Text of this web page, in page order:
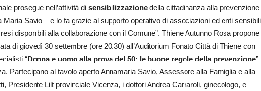
prosegue nell’attività di sensibilizzazione della cittadinanza alla prevenzione
Maria Savio – e lo fa grazie al supporto operativo di associazioni ed enti sensibili
disponibili alla collaborazione con il Comune”. Thiene Autunno Rosa propone
di giovedì 30 settembre (ore 20.30) all’Auditorium Fonato Città di Thiene con
“Donna e uomo alla prova del 50: le buone regole della prevenzione”
Partecipano al tavolo aperto Annamaria Savio, Assessore alla Famiglia e alla
Presidente Lilt provinciale Vicenza, i dottori Andrea Carraroli, ginecologo, e